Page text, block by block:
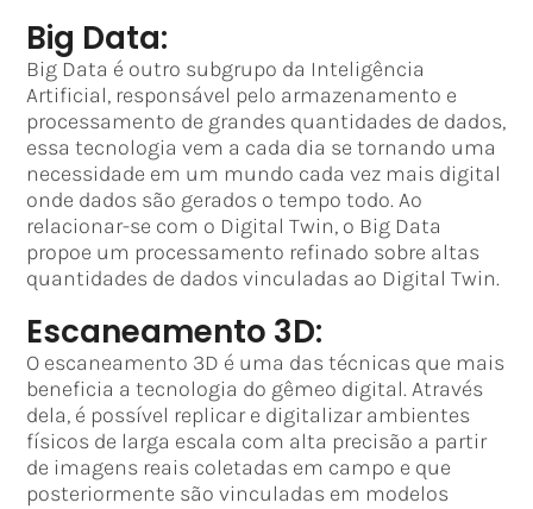
Big Data:
Big Data é outro subgrupo da Inteligência
Artificial, responsável pelo armazenamento e
processamento de grandes quantidades de dados,
essa tecnologia vem a cada dia se tornando uma
necessidade em um mundo cada vez mais digital
onde dados são gerados o tempo todo. Ao
relacionar-se com o Digital Twin, o Big Data
propoe um processamento refinado sobre altas
quantidades de dados vinculadas ao Digital Twin.
Escaneamento 3D:
O escaneamento 3D é uma das técnicas que mais
beneficia a tecnologia do gêmeo digital. Através
dela, é possível replicar e digitalizar ambientes
físicos de larga escala com alta precisão a partir
de imagens reais coletadas em campo e que
posteriormente são vinculadas em modelos